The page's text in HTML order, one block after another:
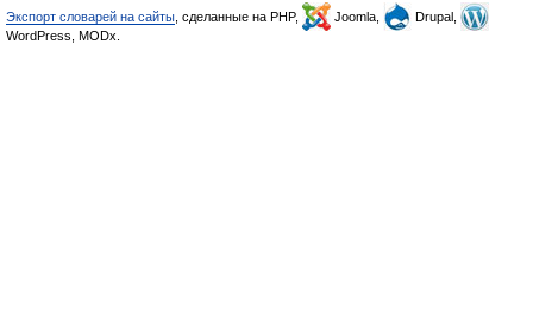
Экспорт словарей на сайты , сделанные на PHP, Joomla,
Drupal,
WordPress, MODx.